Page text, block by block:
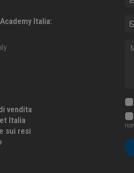
Italia:
vendita
Italia
sui resi
E-